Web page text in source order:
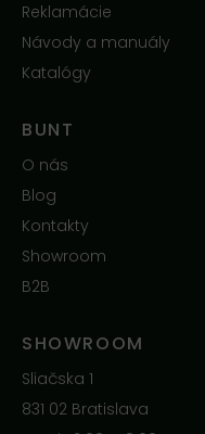
Reklamácie
Návody a manuály
Katalógy
BUNT
O nás
Blog
Kontakty
Showroom
B2B
SHOWROOM
Sliačska 1
831 02 Bratislava